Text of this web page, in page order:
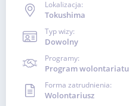
Lokalizacja:
Tokushima
Typ wizy:
Dowolny
Programy:
Program wolontariatu
Forma zatrudnienia:
Wolontariusz